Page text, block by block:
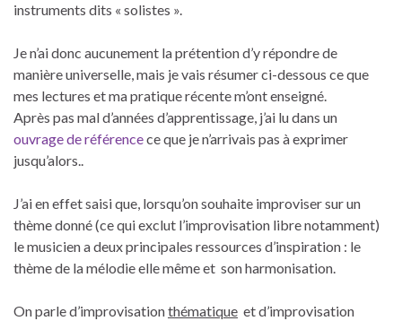
instruments dits « solistes ».
Je n’ai donc aucunement la prétention d’y répondre de
manière universelle, mais je vais résumer ci-dessous ce que
mes lectures et ma pratique récente m’ont enseigné.
Après pas mal d’années d’apprentissage, j’ai lu dans un
ouvrage de référencece que je n’arrivais pas à exprimer
jusqu’alors..
J’ai en effet saisi que, lorsqu’on souhaite improviser sur un
thème donné (ce qui exclut l’improvisation libre notamment)
le musicien a deux principales ressources d’inspiration : le
thème de la mélodie elle même et son harmonisation.
On parle d’improvisationthématique et d’improvisation